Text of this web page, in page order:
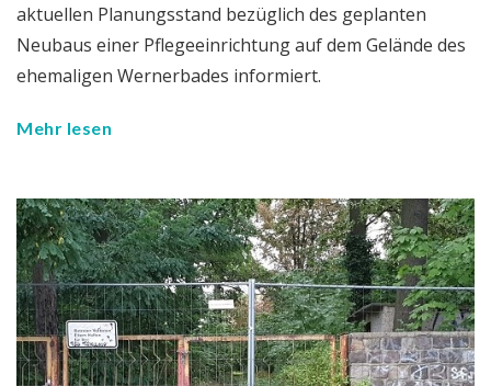
aktuellen Planungsstand bezüglich des geplanten
Neubaus einer Pflegeeinrichtung auf dem Gelände des
ehemaligen Wernerbades informiert.
Mehr lesen